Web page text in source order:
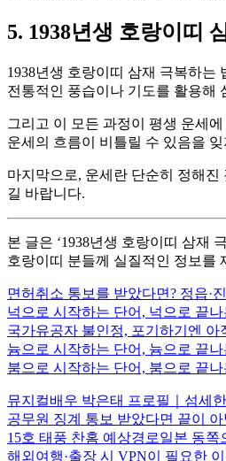
5. 1938년생 호랑이띠
1938년생 호랑이띠 삼재 극복하는
전통적인 풍습이나 기도를 활용해
그리고 이 모든 과정이 평생 운세
운세의 흐름이 비틀릴 수 있음을
마지막으로, 운세란 단순히 정해
길 바랍니다.
본 글은 ‘1938년생 호랑이띠 삼재
호랑이띠 분들께 실질적인 정보를
면허취소 통보를 받았다면? 정읍·
넉으로 시작하는 단어, 넉으로 끝
국가유공자 불인정, 포기하기엔 아
늄으로 시작하는 단어, 늄으로 끝
붐으로 시작하는 단어, 붐으로 끝
뮤지컬배우 박은태 프로필｜섬세
공무원 징계 통보 받았다면 끝이 아
15호 태풍 찬홈 예상경로일본 동
해외여행·출장 시 VPN이 필요한